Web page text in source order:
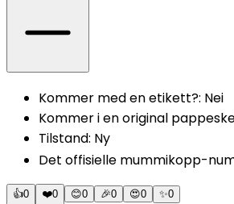
Kommer med en etikett?: Nei
Kommer i en original
Tilstand: Ny
Det offisielle mummikopp-
👍0 ❤️0 😊0 🎉0 😍0 ✨0